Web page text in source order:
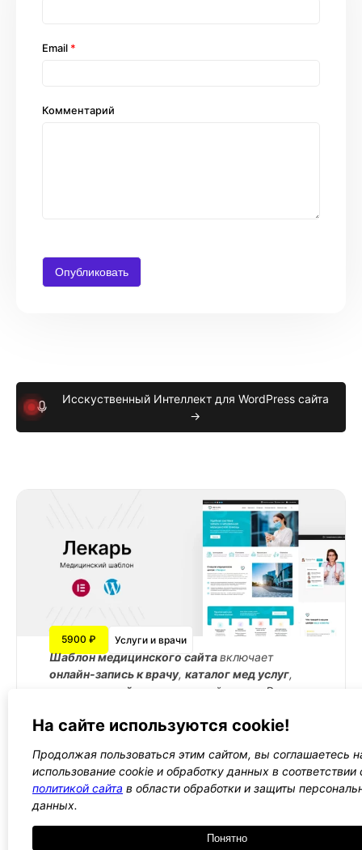
Комментарий
Email *
Исскуственный Интеллект для WordPress сайта
→
5900 ₽ Услуги и врачи
Шаблон медицинского сайтавключает
онлайн-запись к врачу, каталог мед услуг,
список врачей с опытом и рейтингом. Раздел
взаимодействие с клиентами.
На сайте используются cookie!
Продолжая пользоваться этим сайтом, вы соглашаетесь
использование cookie и обработку данных в соответствии
политикой сайта в области обработки и защиты
данных.
Понятно